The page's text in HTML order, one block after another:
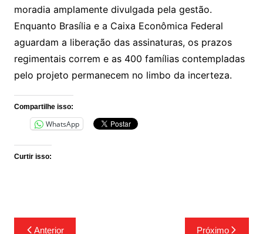
moradia amplamente divulgada pela gestão.
Enquanto Brasília e a Caixa Econômica Federal
aguardam a liberação das assinaturas, os prazos
regimentais correm e as 400 famílias contempladas
pelo projeto permanecem no limbo da incerteza.
Compartilhe isso:
WhatsApp
Curtir isso:
Navegação
Anterior Próximo